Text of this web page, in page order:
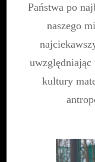
Państwa po
naszego
uwzględniając
kultury